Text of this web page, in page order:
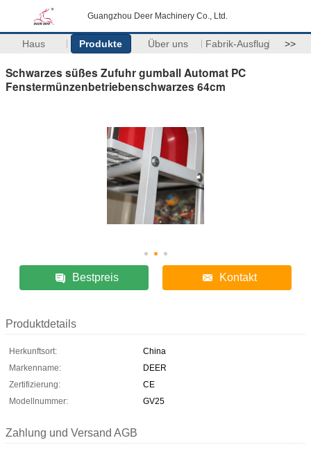
Guangzhou Deer Machinery Co., Ltd.
Haus Produkte Über uns Fabrik-Ausflug >>
Schwarzes süßes Zufuhr gumball Automat PC
Fenstermünzenbetriebenschwarzes 64cm
Bestpreis Kontakt
Produktdetails
Herkunftsort:
China
Markenname:
DEER
Zertifizierung:
CE
Modellnummer:
GV25
Zahlung und Versand AGB